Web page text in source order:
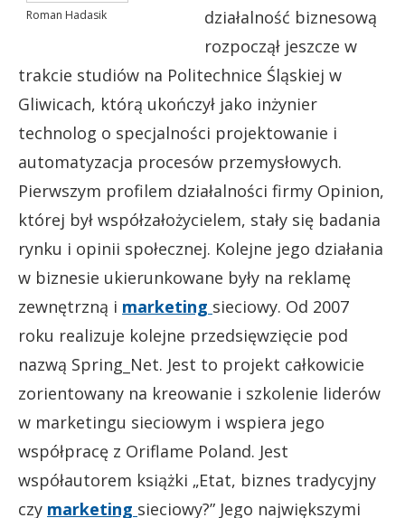
Roman Hadasik
działalność biznesową
rozpoczął jeszcze w
trakcie studiów na Politechnice Śląskiej w
Gliwicach, którą ukończył jako inżynier
technolog o specjalności projektowanie i
automatyzacja procesów przemysłowych.
Pierwszym profilem działalności firmy Opinion,
której był współzałożycielem, stały się badania
rynku i opinii społecznej. Kolejne jego działania
w biznesie ukierunkowane były na reklamę
zewnętrzną i marketing sieciowy. Od 2007
roku realizuje kolejne przedsięwzięcie pod
nazwą Spring_Net. Jest to projekt całkowicie
zorientowany na kreowanie i szkolenie liderów
w marketingu sieciowym i wspiera jego
współpracę z Oriflame Poland. Jest
współautorem książki „Etat, biznes tradycyjny
czy marketing sieciowy?” Jego największymi